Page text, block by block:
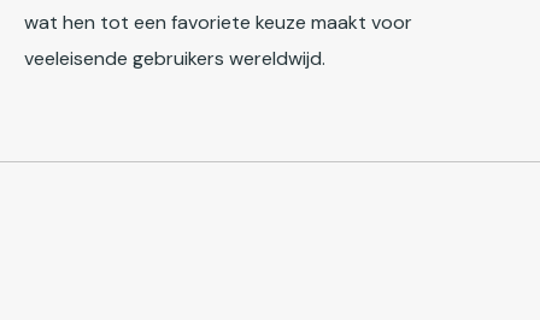
wat hen tot een favoriete keuze maakt voor
veeleisende gebruikers wereldwijd.